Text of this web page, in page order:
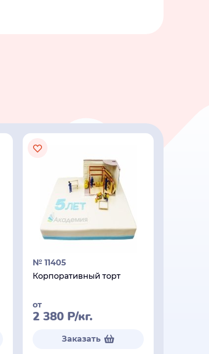
№ 11405
Корпоративный торт
от
2 380 Р/кг.
Заказать